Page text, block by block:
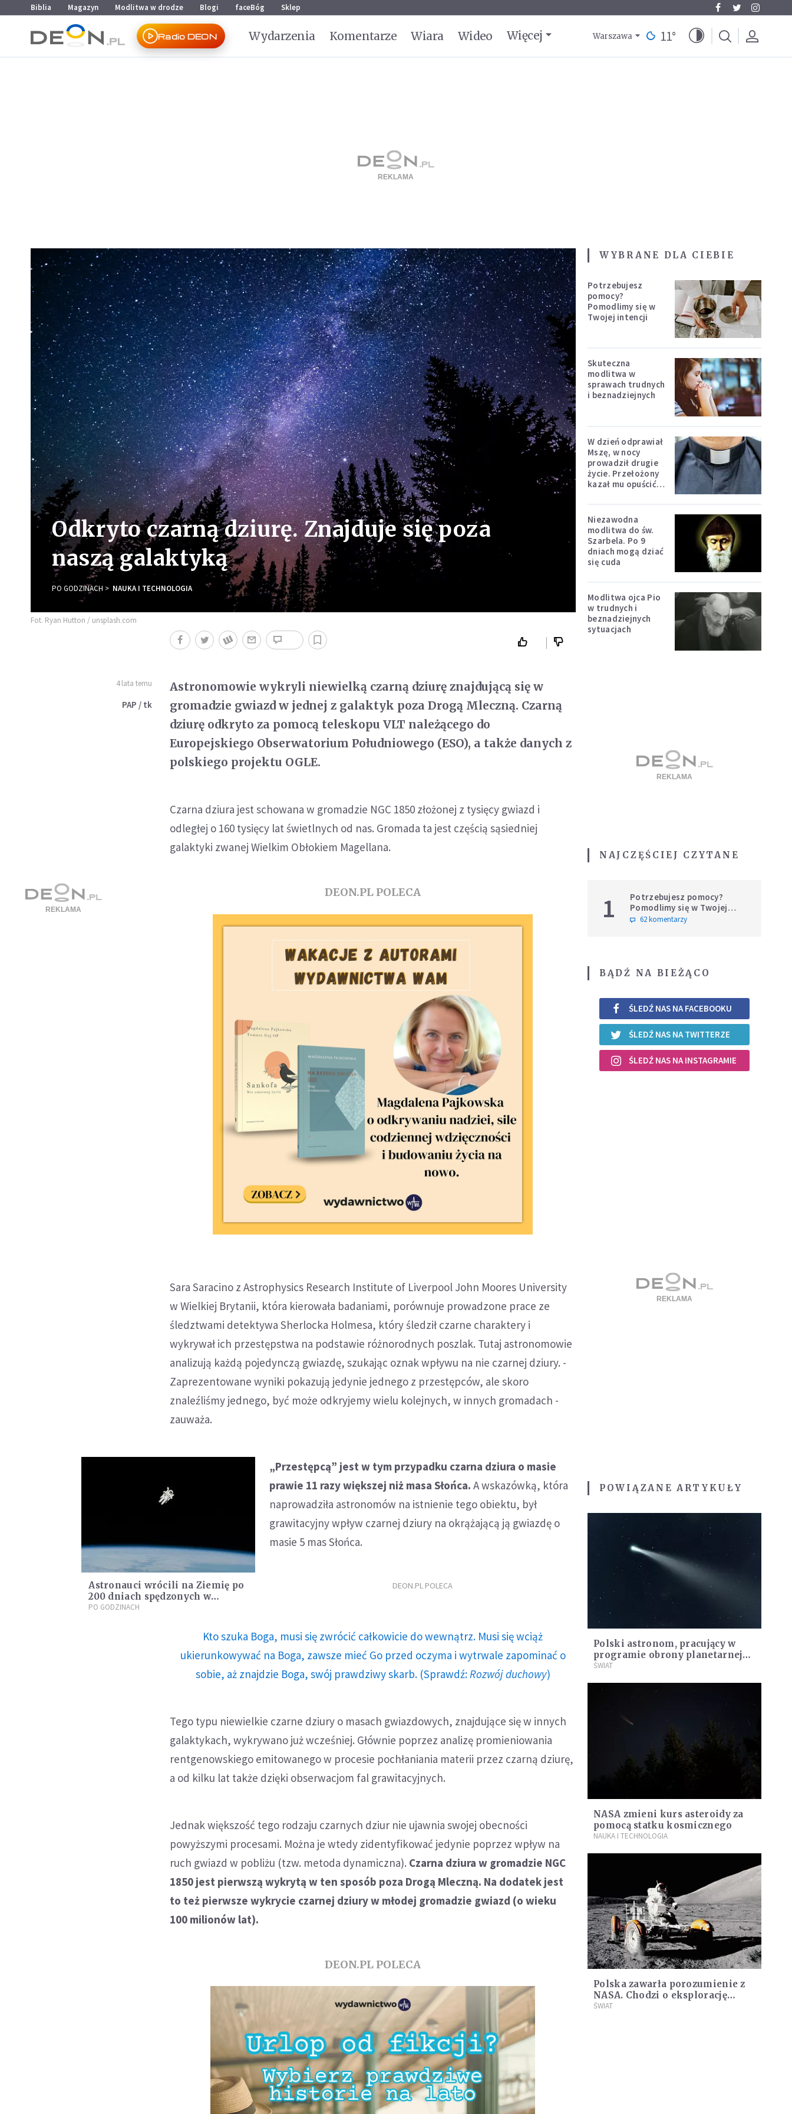
Przejdź do menu głównego
Przejdź do treści
Biblia Magazyn Modlitwa w drodze Blogi faceBóg Sklep
Radio DEON Wydarzenia Komentarze Wiara Wideo Więcej Warszawa 11°
Odkryto czarną dziurę. Znajduje się poza
naszą galaktyką
PO GODZINACH NAUKA I TECHNOLOGIA
Fot. Ryan Hutton / unsplash.com
4 lata temu
PAP / tk
Astronomowie wykryli niewielką czarną dziurę znajdującą się w
gromadzie gwiazd w jednej z galaktyk poza Drogą Mleczną. Czarną
dziurę odkryto za pomocą teleskopu VLT należącego do
Europejskiego Obserwatorium Południowego (ESO), a także danych z
polskiego projektu OGLE.
Czarna dziura jest schowana w gromadzie NGC 1850 złożonej z tysięcy gwiazd i
odległej o 160 tysięcy lat świetlnych od nas. Gromada ta jest częścią sąsiedniej
galaktyki zwanej Wielkim Obłokiem Magellana.
DEON.PL POLECA
Sara Saracino z Astrophysics Research Institute of Liverpool John Moores University
w Wielkiej Brytanii, która kierowała badaniami, porównuje prowadzone prace ze
śledztwami detektywa Sherlocka Holmesa, który śledził czarne charaktery i
wykrywał ich przestępstwa na podstawie różnorodnych poszlak. Tutaj astronomowie
analizują każdą pojedynczą gwiazdę, szukając oznak wpływu na nie czarnej dziury. -
Zaprezentowane wyniki pokazują jedynie jednego z przestępców, ale skoro
znaleźliśmy jednego, być może odkryjemy wielu kolejnych, w innych gromadach -
zauważa.
Astronauci wrócili na Ziemię po
200 dniach spędzonych w
kosmosie
PO GODZINACH
„Przestępcą” jest w tym przypadku czarna dziura o masie
prawie 11 razy większej niż masa Słońca. A wskazówką, która
naprowadziła astronomów na istnienie tego obiektu, był
grawitacyjny wpływ czarnej dziury na okrążającą ją gwiazdę o
masie 5 mas Słońca.
DEON.PL POLECA
Kto szuka Boga, musi się zwrócić całkowicie do wewnątrz. Musi się wciąż
ukierunkowywać na Boga, zawsze mieć Go przed oczyma i wytrwale zapominać o
sobie, aż znajdzie Boga, swój prawdziwy skarb. (Sprawdź: Rozwój duchowy)
Tego typu niewielkie czarne dziury o masach gwiazdowych, znajdujące się w innych
galaktykach, wykrywano już wcześniej. Głównie poprzez analizę promieniowania
rentgenowskiego emitowanego w procesie pochłaniania materii przez czarną dziurę,
a od kilku lat także dzięki obserwacjom fal grawitacyjnych.
Jednak większość tego rodzaju czarnych dziur nie ujawnia swojej obecności
powyższymi procesami. Można je wtedy zidentyfikować jedynie poprzez wpływ na
ruch gwiazd w pobliżu (tzw. metoda dynamiczna). Czarna dziura w gromadzie NGC
1850 jest pierwszą wykrytą w ten sposób poza Drogą Mleczną. Na dodatek jest
to też pierwsze wykrycie czarnej dziury w młodej gromadzie gwiazd (o wieku
100 milionów lat).
DEON.PL POLECA
WYBRANE DLA CIEBIE
Potrzebujesz
pomocy?
Pomodlimy się w
Twojej intencji
Skuteczna
modlitwa w
sprawach trudnych
i beznadziejnych
W dzień odprawiał
Mszę, w nocy
prowadził drugie
życie. Przełożony
kazał mu opuścić
Niezawodna
modlitwa do św.
Szarbela. Po 9
dniach mogą dziać
się cuda
Modlitwa ojca Pio
w trudnych i
beznadziejnych
sytuacjach
NAJCZĘŚCIEJ CZYTANE
1
Potrzebujesz pomocy?
Pomodlimy się w Twojej
intencji
62 komentarzy
BĄDŹ NA BIEŻĄCO
ŚLEDŹ NAS NA FACEBOOKU
ŚLEDŹ NAS NA TWITTERZE
ŚLEDŹ NAS NA INSTAGRAMIE
POWIĄZANE ARTYKUŁY
Polski astronom, pracujący w
programie obrony planetarnej
NASA, odkrył swoją trzecią
ŚWIAT
NASA zmieni kurs asteroidy za
pomocą statku kosmicznego
NAUKA I TECHNOLOGIA
Polska zawarła porozumienie z
NASA. Chodzi o eksplorację
Księżyca i Marsa
ŚWIAT